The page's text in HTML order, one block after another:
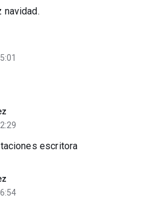
navidad.
escritora